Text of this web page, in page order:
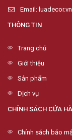
Email:
THÔNG TIN
Trang chủ
Giới thiệu
Sản phẩm
Dịch vụ
CHÍNH SÁCH CỬA
Chính sách bảo